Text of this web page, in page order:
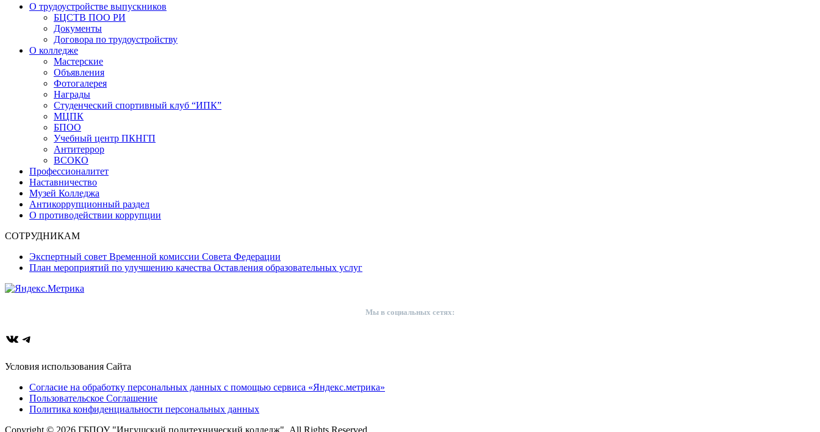
О трудоустройстве выпускников
БЦСТВ ПОО РИ
Документы
Договора по трудоустройству
О колледже
Мастерские
Объявления
Фотогалерея
Награды
Студенческий спортивный клуб “ИПК”
МЦПК
БПОО
Учебный центр ПКНГП
Антитеррор
ВСОКО
Профессионалитет
Наставничество
Музей Колледжа
Антикоррупционный раздел
О противодействии коррупции
СОТРУДНИКАМ
Экспертный совет Временной комиссии Совета Федерации
План мероприятий по улучшению качества Оставления образовательных услуг
Мы в социальных сетях:
ВКонтакте
Telegram
Условия использования Сайта
Согласие на обработку персональных данных с помощью сервиса «Яндекс.метрика»
Пользовательское Соглашение
Политика конфиденциальности персональных данных
Copyright © 2026 ГБПОУ "Ингушский политехнический колледж". All Rights Reserved.